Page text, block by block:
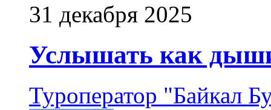
31 декабря 2025
Услышать как
Туроператор "Байкал